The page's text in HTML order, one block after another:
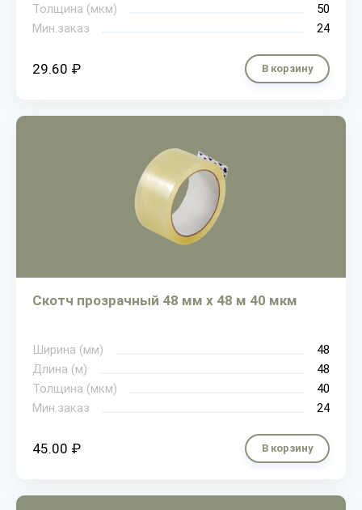
Толщина (мкм)
50
Мин.заказ
24
29.60 ₽ В корзину
Скотч прозрачный 48 мм х 48 м 40 мкм
Ширина (мм)
48
Длина (м)
48
Толщина (мкм)
40
Мин.заказ
24
45.00 ₽ В корзину